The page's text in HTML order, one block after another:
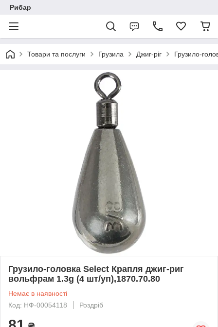
Рибар
Товари та послуги Грузила Джиг-ріг Грузило-
Грузило-головка Select Крапля джиг-риг
вольфрам 1.3g (4 шт/уп),1870.70.80
Немає в наявності
Код: НФ-00054118
Роздріб